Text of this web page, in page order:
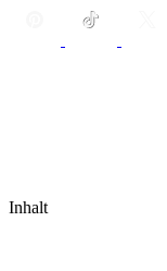
Inhalt